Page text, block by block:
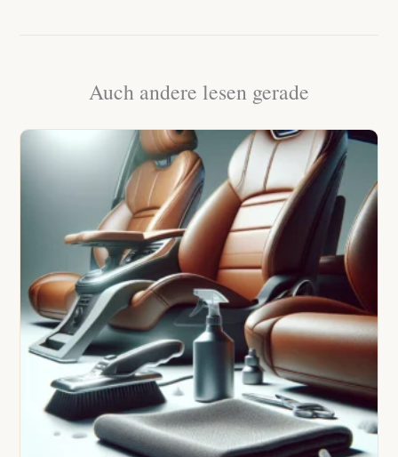
Auch andere lesen gerade